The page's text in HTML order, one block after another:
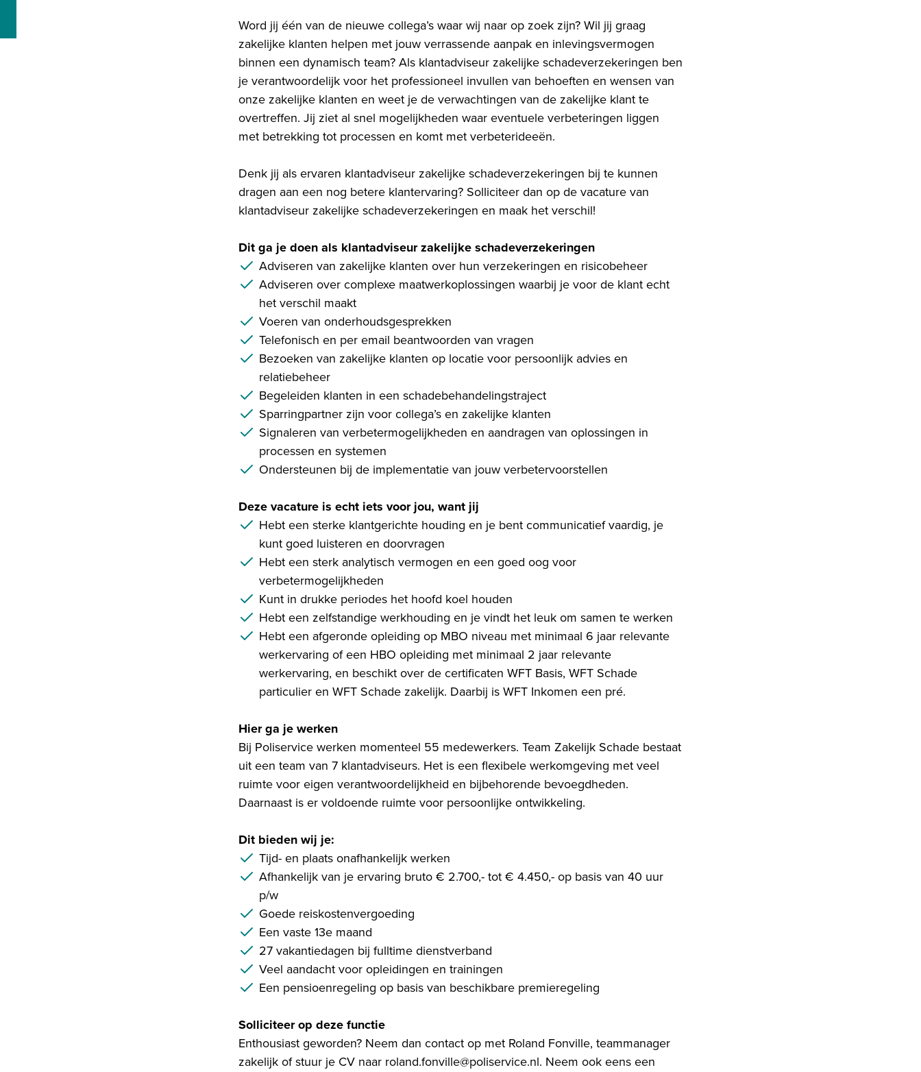
Word jij één van de nieuwe collega’s waar wij naar op zoek zijn? Wil jij graag
zakelijke klanten helpen met jouw verrassende aanpak en inlevingsvermogen
binnen een dynamisch team? Als klantadviseur zakelijke schadeverzekeringen ben
je verantwoordelijk voor het professioneel invullen van behoeften en wensen van
onze zakelijke klanten en weet je de verwachtingen van de zakelijke klant te
overtreffen. Jij ziet al snel mogelijkheden waar eventuele verbeteringen liggen
met betrekking tot processen en komt met verbeterideeën.
Denk jij als ervaren klantadviseur zakelijke schadeverzekeringen bij te kunnen
dragen aan een nog betere klantervaring? Solliciteer dan op de vacature van
klantadviseur zakelijke schadeverzekeringen en maak het verschil!
Dit ga je doen als klantadviseur zakelijke schadeverzekeringen
Adviseren van zakelijke klanten over hun verzekeringen en risicobeheer
Adviseren over complexe maatwerkoplossingen waarbij je voor de klant echt
het verschil maakt
Voeren van onderhoudsgesprekken
Telefonisch en per email beantwoorden van vragen
Bezoeken van zakelijke klanten op locatie voor persoonlijk advies en
relatiebeheer
Begeleiden klanten in een schadebehandelingstraject
Sparringpartner zijn voor collega’s en zakelijke klanten
Signaleren van verbetermogelijkheden en aandragen van oplossingen in
processen en systemen
Ondersteunen bij de implementatie van jouw verbetervoorstellen
Deze vacature is echt iets voor jou, want jij
Hebt een sterke klantgerichte houding en je bent communicatief vaardig, je
kunt goed luisteren en doorvragen
Hebt een sterk analytisch vermogen en een goed oog voor
verbetermogelijkheden
Kunt in drukke periodes het hoofd koel houden
Hebt een zelfstandige werkhouding en je vindt het leuk om samen te werken
Hebt een afgeronde opleiding op MBO niveau met minimaal 6 jaar relevante
werkervaring of een HBO opleiding met minimaal 2 jaar relevante
werkervaring, en beschikt over de certificaten WFT Basis, WFT Schade
particulier en WFT Schade zakelijk. Daarbij is WFT Inkomen een pré.
Hier ga je werken
Bij Poliservice werken momenteel 55 medewerkers. Team Zakelijk Schade bestaat
uit een team van 7 klantadviseurs. Het is een flexibele werkomgeving met veel
ruimte voor eigen verantwoordelijkheid en bijbehorende bevoegdheden.
Daarnaast is er voldoende ruimte voor persoonlijke ontwikkeling.
Dit bieden wij je:
Tijd- en plaats onafhankelijk werken
Afhankelijk van je ervaring bruto € 2.700,- tot € 4.450,- op basis van 40 uur
p/w
Goede reiskostenvergoeding
Een vaste 13e maand
27 vakantiedagen bij fulltime dienstverband
Veel aandacht voor opleidingen en trainingen
Een pensioenregeling op basis van beschikbare premieregeling
Solliciteer op deze functie
Enthousiast geworden? Neem dan contact op met Roland Fonville, teammanager
zakelijk of stuur je CV naar roland.fonville@poliservice.nl. Neem ook eens een